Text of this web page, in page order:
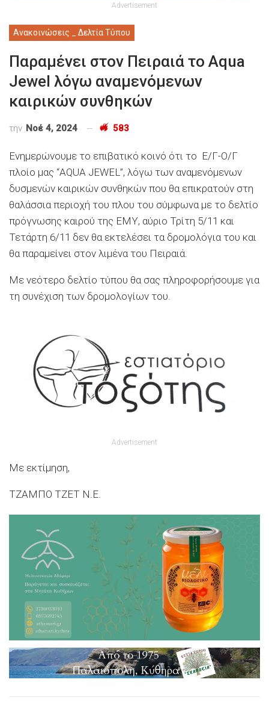
Advertisement
Ανακοινώσεις _ Δελτία Τύπου
Παραμένει στον Πειραιά το Aqua
Jewel λόγω αναμενόμενων
καιρικών συνθηκών
την Νοέ 4, 2024 583
Eνημερώνουμε το επιβατικό κοινό ότι το Ε/Γ-Ο/Γ
πλοίο μας “AQUA JEWEL ”, λόγω των αναμενόμενων
δυσμενών καιρικών συνθηκών που θα επικρατούν στη
θαλάσσια περιοχή του πλου του σύμφωνα με το δελτίο
πρόγνωσης καιρού της ΕΜΥ, αύριο Τρίτη 5/11 και
Τετάρτη 6/11 δεν θα εκτελέσει τα δρομολόγια του και
θα παραμείνει στον λιμένα του Πειραιά.
Με νεότερο δελτίο τύπου θα σας πληροφορήσουμε για
τη συνέχιση των δρομολογίων του.
Advertisement
Με εκτίμηση,
ΤΖΑΜΠΟ ΤΖΕΤ Ν.Ε.